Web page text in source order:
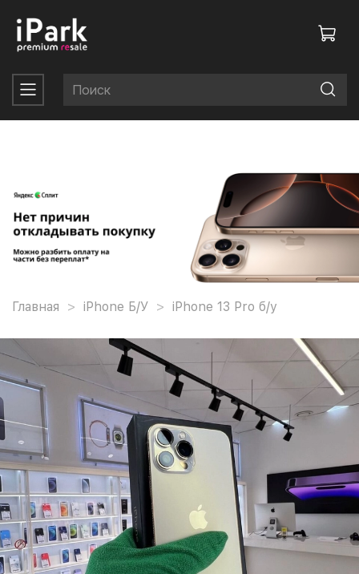
Главная iPhone Б/У iPhone 13 Pro б/у